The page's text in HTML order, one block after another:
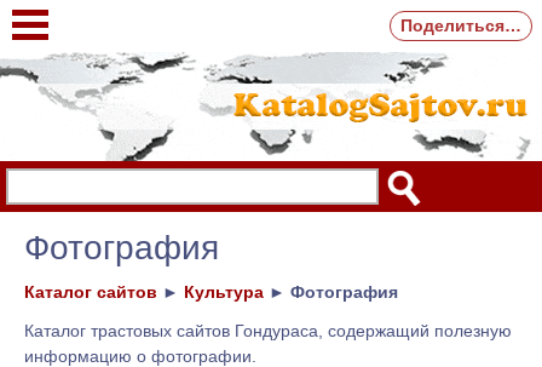
Фотография
Каталог сайтов ► Культура ► Фотография
Каталог трастовых сайтов Гондураса, содержащий полезную
информацию о фотографии.
Поделиться…